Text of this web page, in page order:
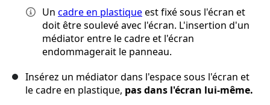
Un cadre en plastiqueest fixé sous l'écran et
doit être soulevé avec l'écran. L'insertion d'un
médiator entre le cadre et l'écran
endommagerait le panneau.
Insérez un médiator dans l'espace sous l'écran et
le cadre en plastique, pas dans l'écran lui-même.